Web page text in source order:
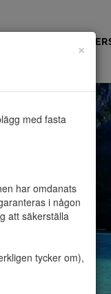
×
med fasta
har omdanats
i någon
att säkerställa
tycker om),